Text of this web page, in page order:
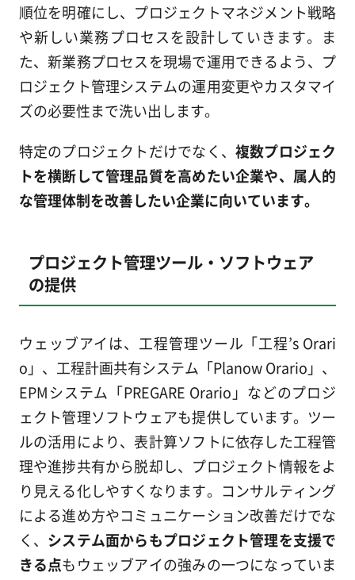
順位を明確にし、プロジェクトマネジメント戦略
や新しい業務プロセスを設計していきます。ま
た、新業務プロセスを現場で運用できるよう、プ
ロジェクト管理システムの運用変更やカスタマイ
ズの必要性まで洗い出します。
特定のプロジェクトだけでなく、 複数プロジェク
トを横断して管理品質を高めたい企業や、属人的
な管理体制を改善したい企業に向いています。
プロジェクト管理ツール・ソフトウェア
の提供
ウェッブアイは、工程管理ツール「工程’s Orari
o」、工程計画共有システム「Planow Orario」、
EPMシステム「PREGARE Orario」などのプロジ
ェクト管理ソフトウェアも提供しています。ツー
ルの活用により、表計算ソフトに依存した工程管
理や進捗共有から脱却し、プロジェクト情報をよ
り見える化しやすくなります。コンサルティング
による進め方やコミュニケーション改善だけでな
く、 システム面からもプロジェクト管理を支援で
きる点もウェッブアイの強みの一つになっていま